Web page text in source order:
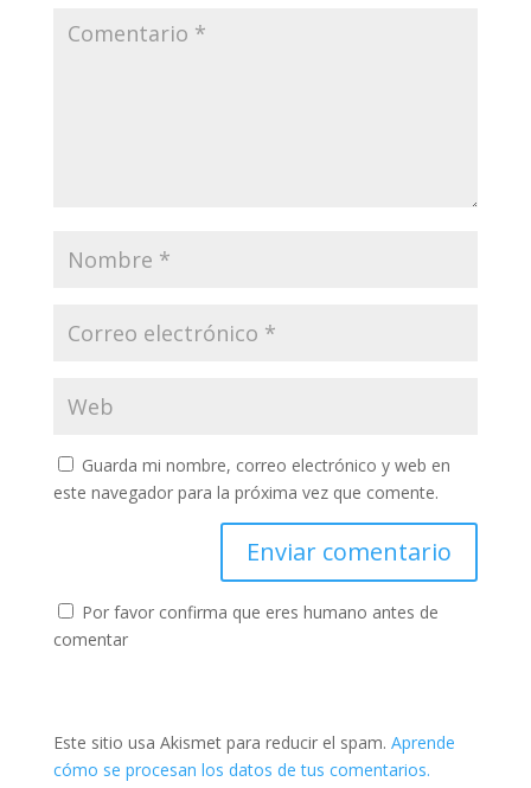
Guarda mi nombre, correo electrónico y web en
este navegador para la próxima vez que comente.
Por favor confirma que eres humano antes de
comentar
Este sitio usa Akismet para reducir el spam. Aprende
cómo se procesan los datos de tus comentarios.